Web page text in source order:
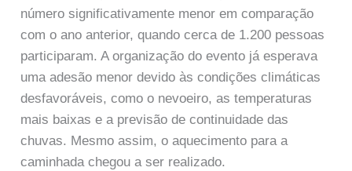
número significativamente menor em comparação
com o ano anterior, quando cerca de 1.200 pessoas
participaram. A organização do evento já esperava
uma adesão menor devido às condições climáticas
desfavoráveis, como o nevoeiro, as temperaturas
mais baixas e a previsão de continuidade das
chuvas. Mesmo assim, o aquecimento para a
caminhada chegou a ser realizado.